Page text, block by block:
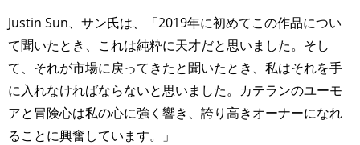
Justin Sun、サン氏は、「2019年に初めてこの作品につい
て聞いたとき、これは純粋に天才だと思いました。そし
て、それが市場に戻ってきたと聞いたとき、私はそれを手
に入れなければならないと思いました。カテランのユーモ
アと冒険心は私の心に強く響き、誇り高きオーナーになれ
ることに興奮しています。」